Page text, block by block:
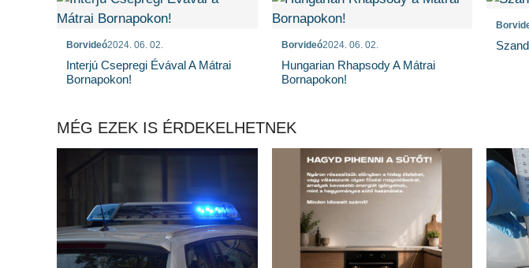
Borvideó2024. 06. 02.
Interjú Csepregi Évával A Mátrai
Bornapokon!
Borvideó2024. 06. 02.
Hungarian Rhapsody A Mátrai
Bornapokon!
MÉG EZEK IS ÉRDEKELHETNEK